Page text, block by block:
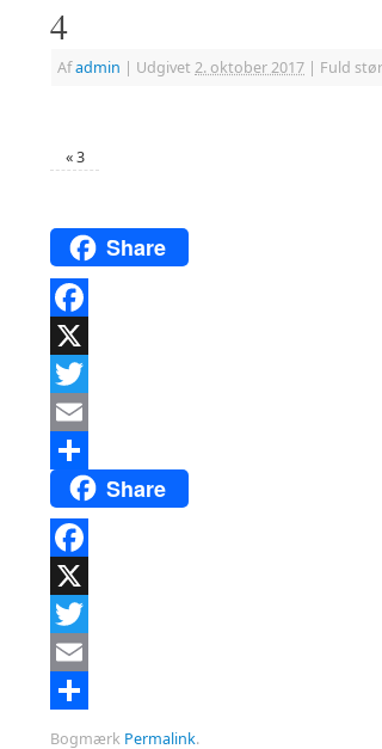
4
Afadmin | Udgivet 2. oktober 2017 | Fuld
«3
Share
Facebook
X
Twitter
Email
Del
Share
Facebook
X
Twitter
Email
Del
Bogmærk Permalink.